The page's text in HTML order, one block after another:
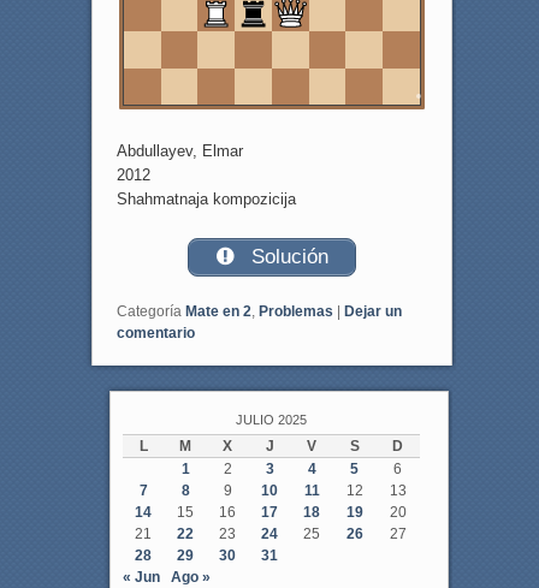
Abdullayev, Elmar
2012
Shahmatnaja kompozicija
Solución
Categoría Mate en 2, Problemas
Dejar un
comentario
JULIO 2025
L M X J V S
D
1
2 3 4 5
6
7
8 9 10 11 12
13
14
15 16 17 18 19
20
21
22 23 24 25 26
27
28
29 30
31
« Jun
Ago »